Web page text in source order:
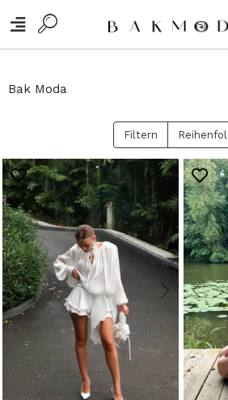
Bak Moda
Filtern